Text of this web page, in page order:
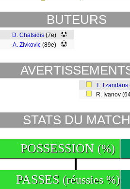
BUTEURS
D. Chatsidis (7e)
A. Zivkovic (89e)
T. Tzandaris
R. Ivanov
STATS DU MATCH
POSSESSION (%)
PASSES (réussies %)